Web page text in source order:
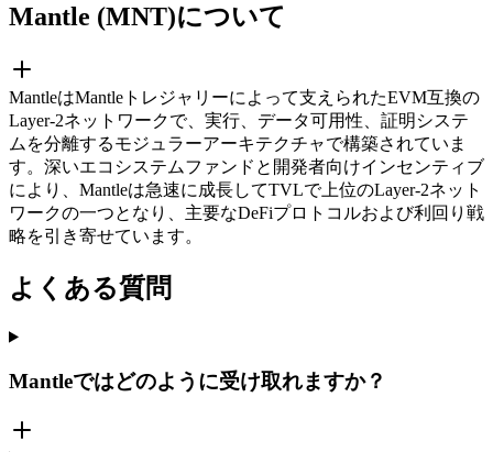
Mantle (MNT)について
MantleはMantleトレジャリーによって支えられたEVM互換の
Layer-2ネットワークで、実行、データ可用性、証明システ
ムを分離するモジュラーアーキテクチャで構築されていま
す。深いエコシステムファンドと開発者向けインセンティブ
により、Mantleは急速に成長してTVLで上位のLayer-2ネット
ワークの一つとなり、主要なDeFiプロトコルおよび利回り戦
略を引き寄せています。
よくある質問
Mantleではどのように受け取れますか？